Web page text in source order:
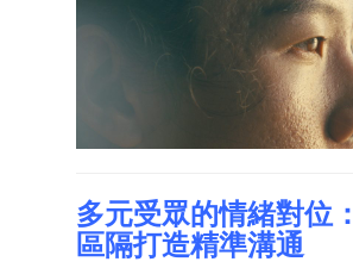
多元受眾的情緒對位
區隔打造精準溝通